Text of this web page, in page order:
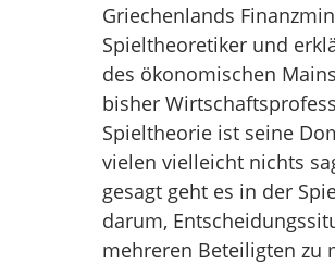
Griechenlands
Spieltheoretiker und
des ökonomischen
bisher
Spieltheorie ist seine
vielen vielleicht nichts
gesagt geht es in der
darum,
mehreren Beteiligten zu